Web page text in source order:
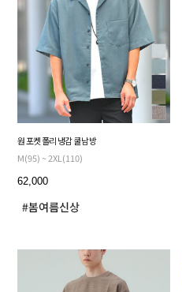
원 포켓 폴리 냉감 쿨 남방
M(95) ~ 2XL(110)
62,000